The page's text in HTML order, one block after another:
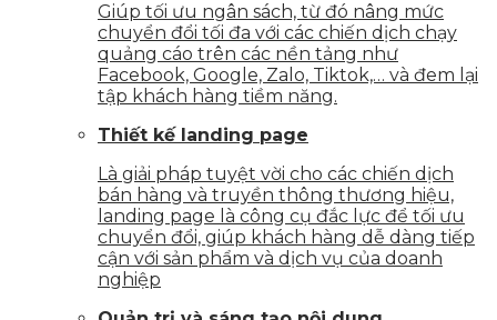
Giúp tối ưu ngân sách, từ đó nâng mức
chuyển đổi tối đa với các chiến dịch chạy
quảng cáo trên các nền tảng như
Facebook, Google, Zalo, Tiktok,… và đem lại
tập khách hàng tiềm năng.
Thiết kế landing page
Là giải pháp tuyệt vời cho các chiến dịch
bán hàng và truyền thông thương hiệu,
landing page là công cụ đắc lực để tối ưu
chuyển đổi, giúp khách hàng dễ dàng tiếp
cận với sản phẩm và dịch vụ của doanh
nghiệp